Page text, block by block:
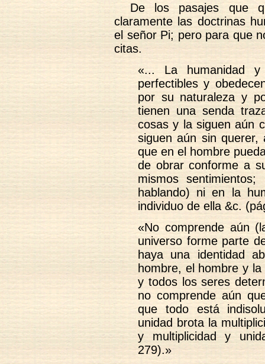
De los pasajes que
claramente las doctrinas
el señor Pi; pero para que
citas.
«... La humanidad y
perfectibles y
por su naturaleza y
tienen una senda
cosas y la siguen aún
siguen aún sin querer,
que en el hombre
de obrar conforme a
mismos
hablando) ni en la
individuo de ella &c.
«No comprende aún
universo forme parte
haya una identidad
hombre, el hombre y
y todos los seres
no comprende aún
que todo está
unidad brota la
y multiplicidad y
279).»